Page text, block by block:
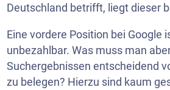
Deutschland betrifft, liegt dieser
Eine vordere Position bei Google
unbezahlbar. Was muss man
Suchergebnissen entscheidend
zu belegen? Hierzu sind kaum